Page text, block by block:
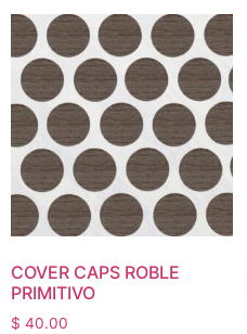
COVER CAPS ROBLE
PRIMITIVO
$ 40.00